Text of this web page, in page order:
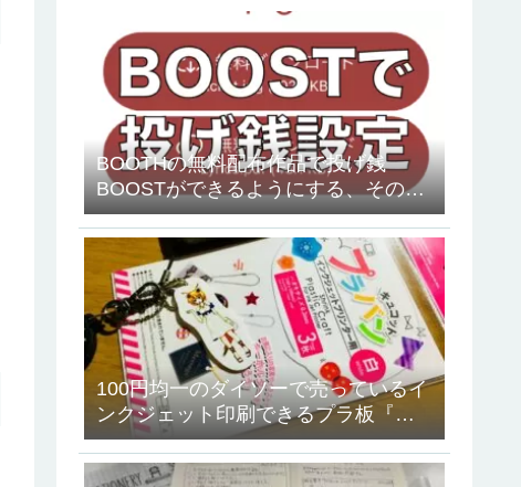
BOOTHの無料配布作品で投げ銭
BOOSTができるようにする、その方
法
100円均一のダイソーで売っているイ
ンクジェット印刷できるプラ板『キ
ュコット』を使ってみたよ！